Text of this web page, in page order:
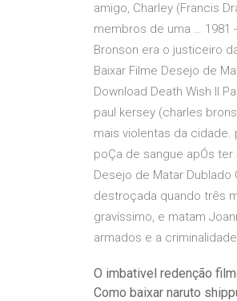
amigo, Charley (Francis
membros de uma … 1981
Bronson era o justiceiro
Baixar Filme Desejo de
Download Death Wish II
paul kersey (charles
mais violentas da cidade.
poÇa de sangue apÓs
Desejo de Matar Dublado
destroçada quando três
gravíssimo, e matam
armados e a criminalidade
O imbativel redenção
Como baixar naruto